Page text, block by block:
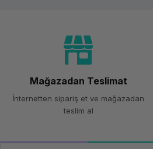
Mağazadan Teslimat
İnternetten sipariş et ve mağazadan
teslim al